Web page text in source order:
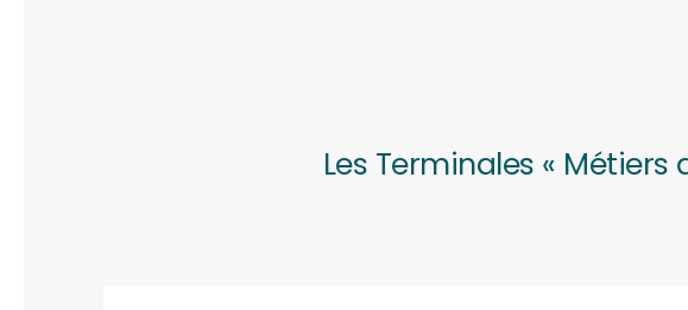
Les Terminales « Métiers